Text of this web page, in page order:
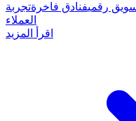
رقميفنادق فاخرةتجربة
العملاء
اقرأ المزيد